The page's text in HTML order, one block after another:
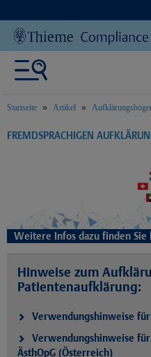
Startseite Artikel
text.skipToContent
text.skipToNavigation
FREMDSPRACHIGEN
Weitere Infos dazu finden Sie
Hinweise zum
Patientenaufklärung:
Verwendungshinweise
Verwendungshinweise
ÄsthOpG (Österreich)